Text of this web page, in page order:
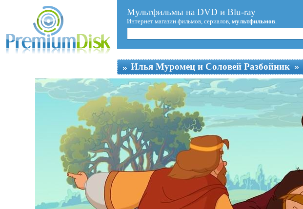
Мультфильмы на DVD и Blu-ray
Интернет магазин фильмов, сериалов, мультфильмов.
Илья Муромец и Соловей Разбойник